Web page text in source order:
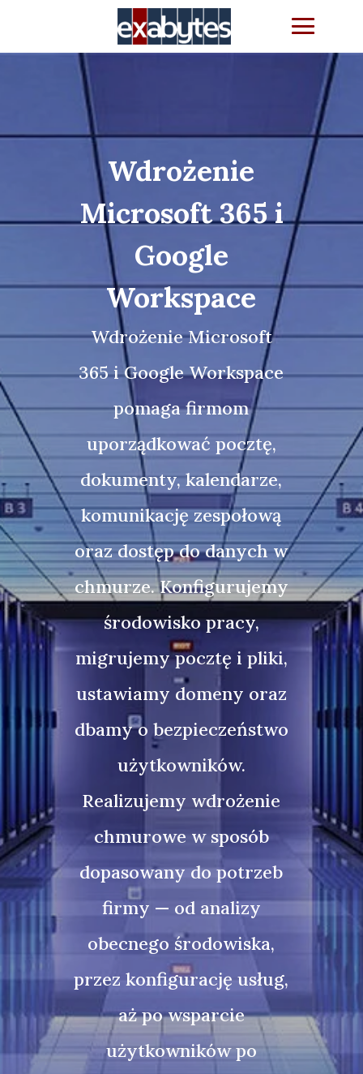
Wdrożenie
Microsoft 365 i
Google
Workspace
Wdrożenie Microsoft
365 i Google Workspace
pomaga firmom
uporządkować pocztę,
dokumenty, kalendarze,
komunikację zespołową
oraz dostęp do danych w
chmurze. Konfigurujemy
środowisko pracy,
migrujemy pocztę i pliki,
ustawiamy domeny oraz
dbamy o bezpieczeństwo
użytkowników.
Realizujemy wdrożenie
chmurowe w sposób
dopasowany do potrzeb
firmy — od analizy
obecnego środowiska,
przez konfigurację usług,
aż po wsparcie
użytkowników po